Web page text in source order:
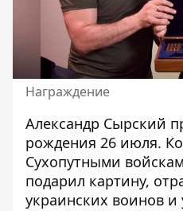
Награждение
Александр Сырский
рождения 26 июля.
Сухопутными
подарил картину,
украинских воинов